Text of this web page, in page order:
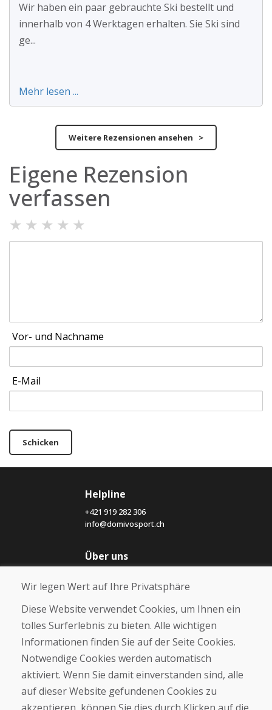
Wir haben ein paar gebrauchte Ski bestellt und
innerhalb von 4 Werktagen erhalten. Sie Ski sind
ge...
Mehr lesen ...
Weitere Rezensionen ansehen >
Eigene Rezension
verfassen
★ ★ ★ ★ ★
Vor- und Nachname
E-Mail
Schicken
Helpline
+421 919 282 306
info@domivosport.ch
Über uns
Über uns
Kontakt
Kaufen
E-Shop
Geschäftsbedingungen
Zahlung
Wir legen Wert auf Ihre Privatsphäre
Diese Website verwendet Cookies, um Ihnen ein
tolles Surferlebnis zu bieten. Alle wichtigen
Informationen finden Sie auf der Seite Cookies.
Notwendige Cookies werden automatisch
aktiviert. Wenn Sie damit einverstanden sind, alle
auf dieser Website gefundenen Cookies zu